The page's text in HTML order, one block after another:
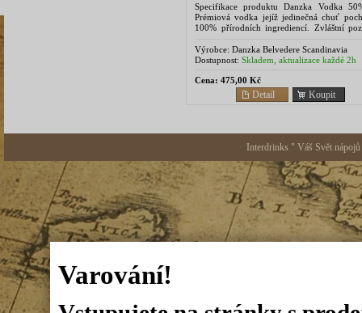
Specifikace produktu Danzka Vodka
Prémiová vodka jejíž jedinečná chuť
100% přírodních ingrediencí. Zvláštní
smíchán s...
Výrobce: Danzka Belvedere Scandinavia
Dostupnost: Skladem, aktualizace každé 2h
Cena: 475,00 Kč
Koupit
Detail
Interdrinks " Váš Svět
Varování!